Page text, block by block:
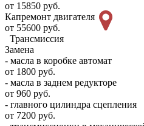
от 15850 руб.
Капремонт двигателя
от 55600 руб.
Трансмиссия
Замена
- масла в коробке автомат
от 1800 руб.
- масла в заднем редукторе
от 960 руб.
- главного цилиндра сцепления
от 7200 руб.